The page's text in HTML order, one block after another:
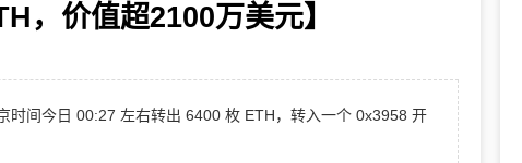
，价值超2100万美元】
时间今日 00:27 左右转出 6400 枚 ETH，转入一个 0x3958 开